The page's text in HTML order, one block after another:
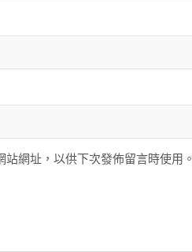
網址，以供下次發佈留言時使用。